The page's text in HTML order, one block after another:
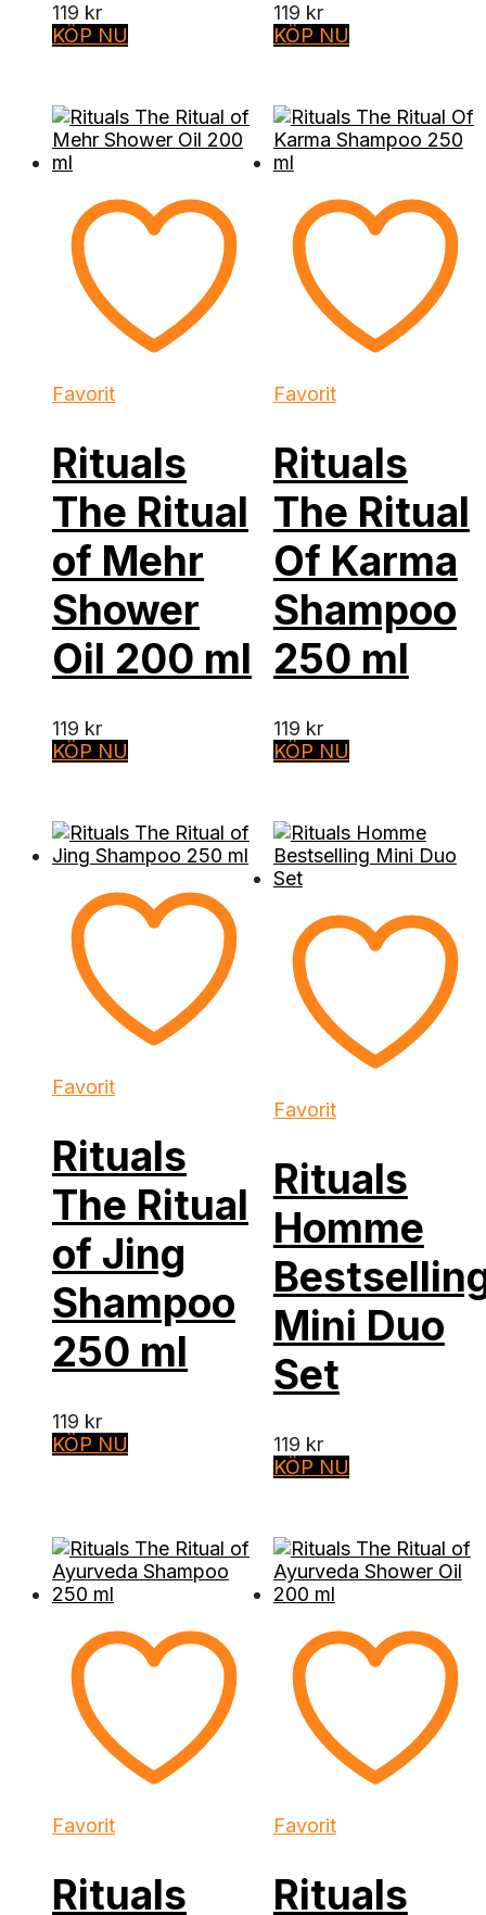
119 kr
KÖP NU
119 kr
KÖP NU
Favorit
Rituals
The Ritual
of Mehr
Shower
Oil 200 ml
119 kr
KÖP NU
Favorit
Rituals
The Ritual
Of Karma
Shampoo
250 ml
119 kr
KÖP NU
Favorit
Rituals
The Ritual
of Jing
Shampoo
250 ml
119 kr
KÖP NU
Favorit
Rituals
Homme
Mini Duo
Set
119 kr
KÖP NU
Favorit
Rituals
Favorit
Rituals